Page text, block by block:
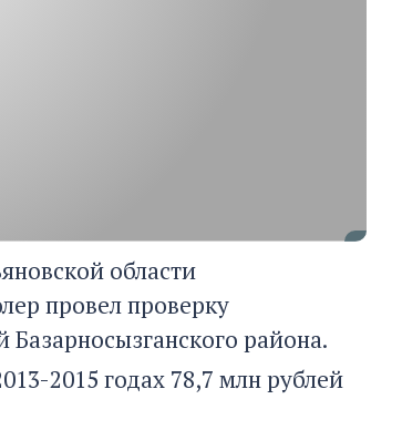
области
провел проверку
района.
2015 годах 78,7 млн рублей